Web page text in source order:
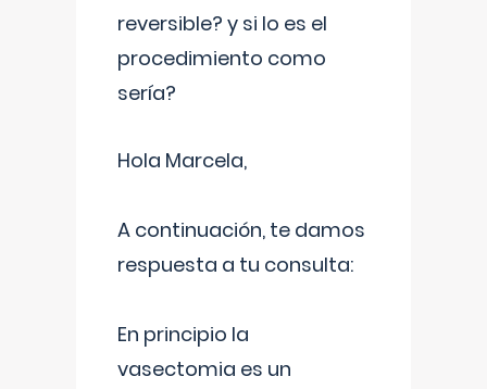
reversible? y si lo es el
procedimiento como
sería?
Hola Marcela,
A continuación, te damos
respuesta a tu consulta:
En principio la
vasectomia es un